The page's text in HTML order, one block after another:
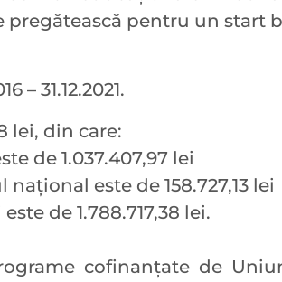
pentru un start
– 31.12.2021.
lei, din care:
de 1.037.407,97 lei
este de 158.727,13 lei
de 1.788.717,38 lei.
cofinanţate de